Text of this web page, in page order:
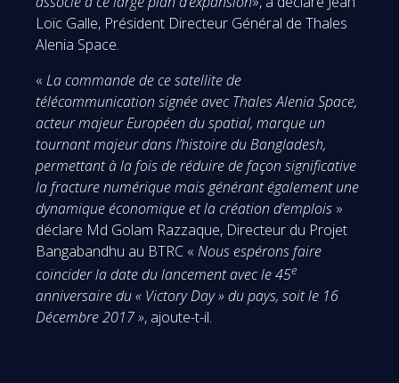
Loïc Galle, Président Directeur Général de Thales
Alenia Space.
« La commande de ce satellite de
télécommunication signée avec Thales Alenia Space,
acteur majeur Européen du spatial, marque un
tournant majeur dans l’histoire du Bangladesh,
permettant à la fois de réduire de façon significative
la fracture numérique mais générant également une
dynamique économique et la création d’emplois »
déclare Md Golam Razzaque, Directeur du Projet
Bangabandhu au BTRC « Nous espérons faire
coïncider la date du lancement avec le 45e
anniversaire du « Victory Day » du pays, soit le 16
Décembre 2017 », ajoute-t-il.